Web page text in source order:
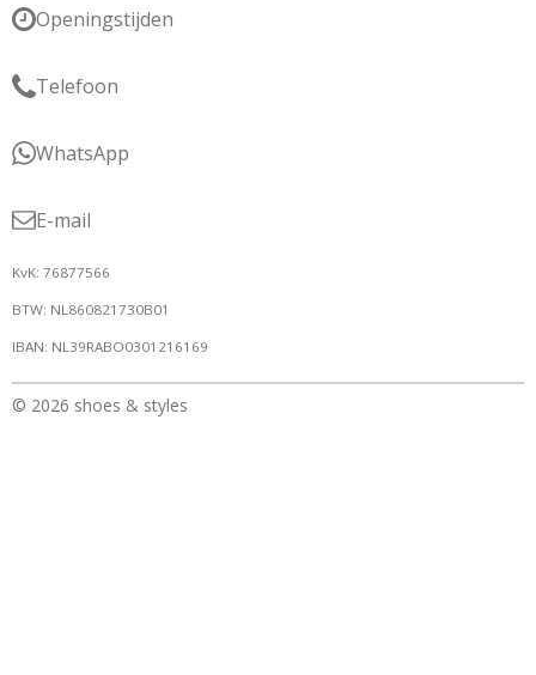
Openingstijden
Telefoon
WhatsApp
E-mail
KvK: 76877566
BTW: NL860821730B01
IBAN: NL39RABO0301216169
© 2026 shoes & styles